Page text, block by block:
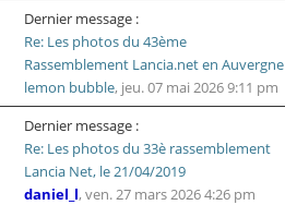
Dernier message :
Re: Les photos du 43ème
Rassemblement Lancia.net en Auvergne
lemon bubble, jeu. 07 mai 2026 9:11 pm
Dernier message :
Re: Les photos du 33è rassemblement
Lancia Net, le 21/04/2019
daniel_l, ven. 27 mars 2026 4:26 pm